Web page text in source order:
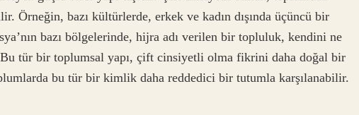
Örneğin, bazı kültürlerde, erkek ve kadın dışında üçüncü bir
bazı bölgelerinde, hijra adı verilen bir topluluk, kendini ne
Bu tür bir toplumsal yapı, çift cinsiyetli olma fikrini daha doğal bir
bu tür bir kimlik daha reddedici bir tutumla karşılanabilir.